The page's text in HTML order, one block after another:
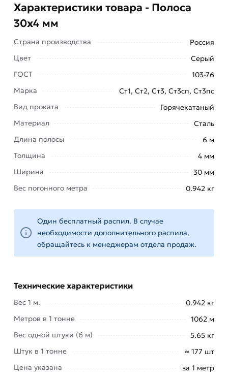
Полоса 30х4 мм популярнейший продукт
металлопроката, использующийся для
изготовления металлических профилей,
уголков, швеллеров разных видов.
Этот вид проката стал востребованным в
промышленности благодаря нескольким
преимуществам:
Универсальность.
активно
применяется
в
это
удобный
для
производства
различных
изделий.
Продолжительный
Характеристики товара - Полоса
30х4 мм
Страна производства
Россия
Цвет
Серый
ГОСТ
103-76
Марка
Ст1, Ст2, Ст3, Ст3сп, Ст3пс
Вид проката
Горячекатаный
Материал
Сталь
Длина полосы
6 м
Толщина
4 мм
Ширина
30 мм
Вес погонного метра
0.942 кг
Один бесплатный распил. В случае
необходимости дополнительного распила,
обращайтесь к менеджерам отдела продаж.
Технические характеристики
Вес 1 м.
0.942 кг
Метров в 1 тонне
1062 м
Вес одной штуки (6 м)
5.65 кг
Штук в 1 тонне
≈ 177 шт
Цена указана
за 1 метр